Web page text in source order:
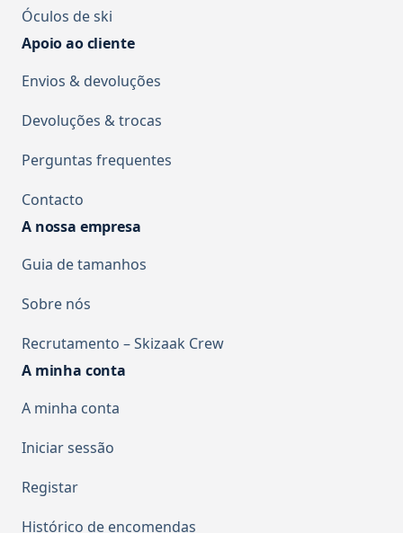
Óculos de ski
Apoio ao cliente
Envios & devoluções
Devoluções & trocas
Perguntas frequentes
Contacto
A nossa empresa
Guia de tamanhos
Sobre nós
Recrutamento – Skizaak Crew
A minha conta
A minha conta
Iniciar sessão
Registar
Histórico de encomendas